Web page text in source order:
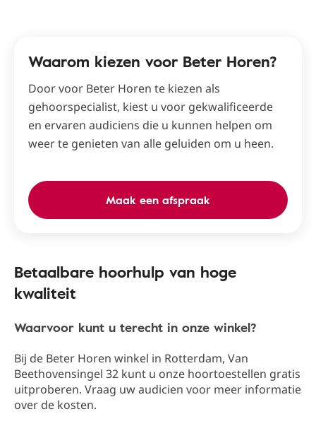
Waarom kiezen voor Beter Horen?
Door voor Beter Horen te kiezen als
gehoorspecialist, kiest u voor gekwalificeerde
en ervaren audiciens die u kunnen helpen om
weer te genieten van alle geluiden om u heen.
Maak een afspraak
Betaalbare hoorhulp van hoge
kwaliteit
Waarvoor kunt u terecht in onze winkel?
Bij de Beter Horen winkel in Rotterdam​, Van
Beethovensingel 32​ kunt u onze hoortoestellen gratis
uitproberen. Vraag uw audicien voor meer informatie
over de kosten.